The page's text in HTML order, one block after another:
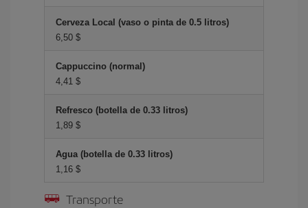
Cerveza Local (vaso o pinta de 0.5 litros)
6,50 $
Cappuccino (normal)
4,41 $
Refresco (botella de 0.33 litros)
1,89 $
Agua (botella de 0.33 litros)
1,16 $
Transporte